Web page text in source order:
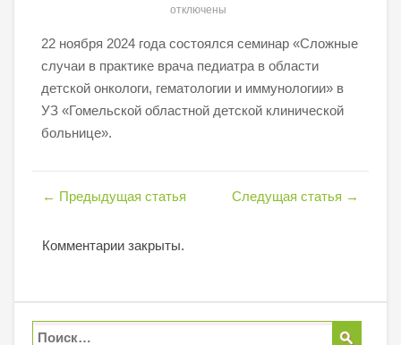
отключены
22 ноября 2024 года состоялся семинар «Сложные
случаи в практике врача педиатра в области
детской онкологи, гематологии и иммунологии» в
УЗ «Гомельской областной детской клинической
больнице».
← Предыдущая статья Следущая статья →
Комментарии закрыты.